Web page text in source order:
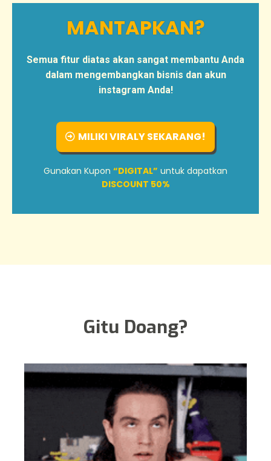
MANTAPKAN?
Semua fitur diatas akan sangat membantu Anda
dalam mengembangkan bisnis dan akun
instagram Anda!
MILIKI VIRALY SEKARANG!
Gunakan Kupon “DIGITAL” untuk dapatkan
DISCOUNT 50%
Gitu Doang?